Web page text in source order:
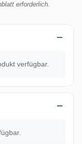
erforderlich.
verfügbar.